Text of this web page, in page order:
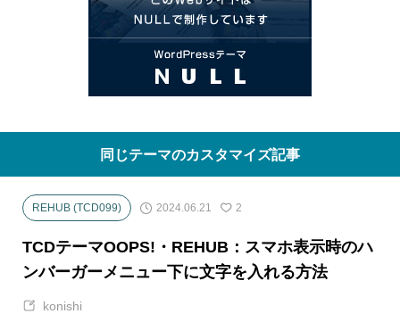
同じテーマのカスタマイズ記事
REHUB (TCD099) 2024.06.21 2
TCDテーマOOPS!・REHUB：スマホ表示時のハ
ンバーガーメニュー下に文字を入れる方法
konishi